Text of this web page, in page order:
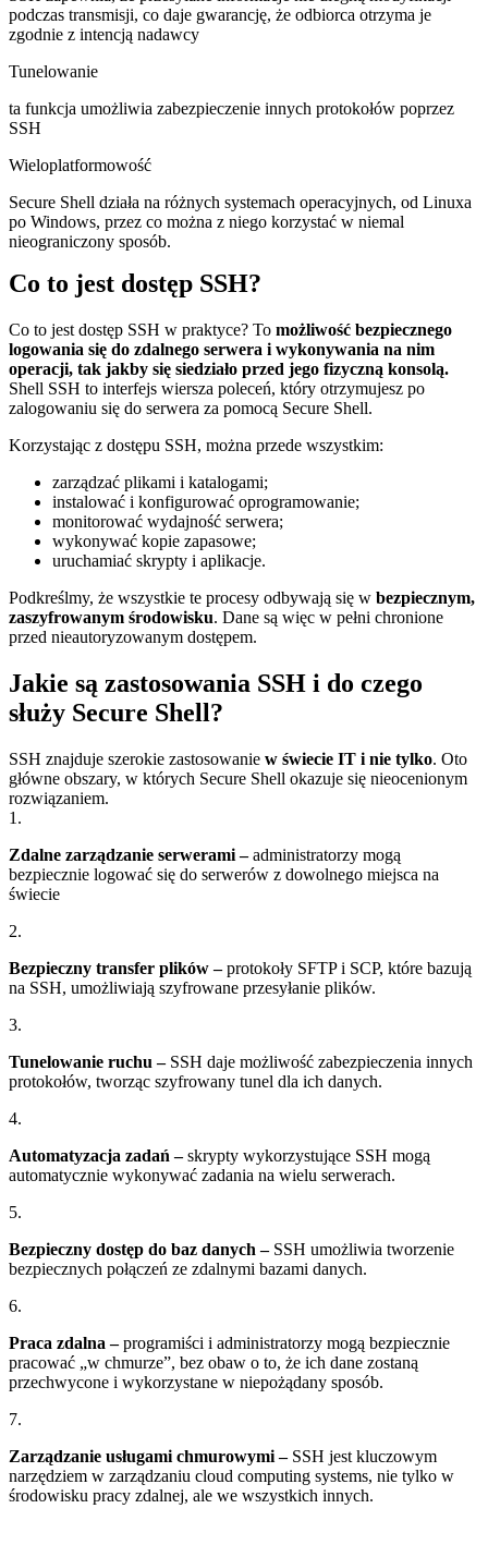
podczas transmisji, co daje gwarancję, że odbiorca otrzyma je
zgodnie z intencją nadawcy
Tunelowanie
ta funkcja umożliwia zabezpieczenie innych protokołów poprzez
SSH
Wieloplatformowość
Secure Shell działa na różnych systemach operacyjnych, od Linuxa
po Windows, przez co można z niego korzystać w niemal
nieograniczony sposób.
Co to jest dostęp SSH?
Co to jest dostęp SSH w praktyce? To możliwość bezpiecznego
logowania się do zdalnego serwera i wykonywania na nim
operacji, tak jakby się siedziało przed jego fizyczną konsolą.
Shell SSH to interfejs wiersza poleceń, który otrzymujesz po
zalogowaniu się do serwera za pomocą Secure Shell.
Korzystając z dostępu SSH, można przede wszystkim:
zarządzać plikami i katalogami;
instalować i konfigurować oprogramowanie;
monitorować wydajność serwera;
wykonywać kopie zapasowe;
uruchamiać skrypty i aplikacje.
Podkreślmy, że wszystkie te procesy odbywają się w bezpiecznym,
zaszyfrowanym środowisku. Dane są więc w pełni chronione
przed nieautoryzowanym dostępem.
Jakie są zastosowania SSH i do czego
służy Secure Shell?
SSH znajduje szerokie zastosowanie w świecie IT i nie tylko. Oto
główne obszary, w których Secure Shell okazuje się nieocenionym
rozwiązaniem.
1.
Zdalne zarządzanie serwerami –administratorzy mogą
bezpiecznie logować się do serwerów z dowolnego miejsca na
świecie
2.
Bezpieczny transfer plików –protokoły SFTP i SCP, które bazują
na SSH, umożliwiają szyfrowane przesyłanie plików.
3.
Tunelowanie ruchu – SSH daje możliwość zabezpieczenia innych
protokołów, tworząc szyfrowany tunel dla ich danych.
4.
Automatyzacja zadań –skrypty wykorzystujące SSH mogą
automatycznie wykonywać zadania na wielu serwerach.
5.
Bezpieczny dostęp do baz danych – SSH umożliwia tworzenie
bezpiecznych połączeń ze zdalnymi bazami danych.
6.
Praca zdalna –programiści i administratorzy mogą bezpiecznie
pracować „w chmurze”, bez obaw o to, że ich dane zostaną
przechwycone i wykorzystane w niepożądany sposób.
7.
Zarządzanie usługami chmurowymi – SSH jest kluczowym
narzędziem w zarządzaniu cloud computing systems, nie tylko w
środowisku pracy zdalnej, ale we wszystkich innych.